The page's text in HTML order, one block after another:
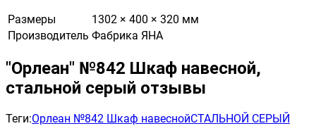
Размеры
1302 × 400 × 320 мм
Производитель Фабрика ЯНА
"Орлеан" №842 Шкаф навесной,
стальной серый отзывы
Теги:Орлеан №842 Шкаф навеснойСТАЛЬНОЙ СЕРЫЙ